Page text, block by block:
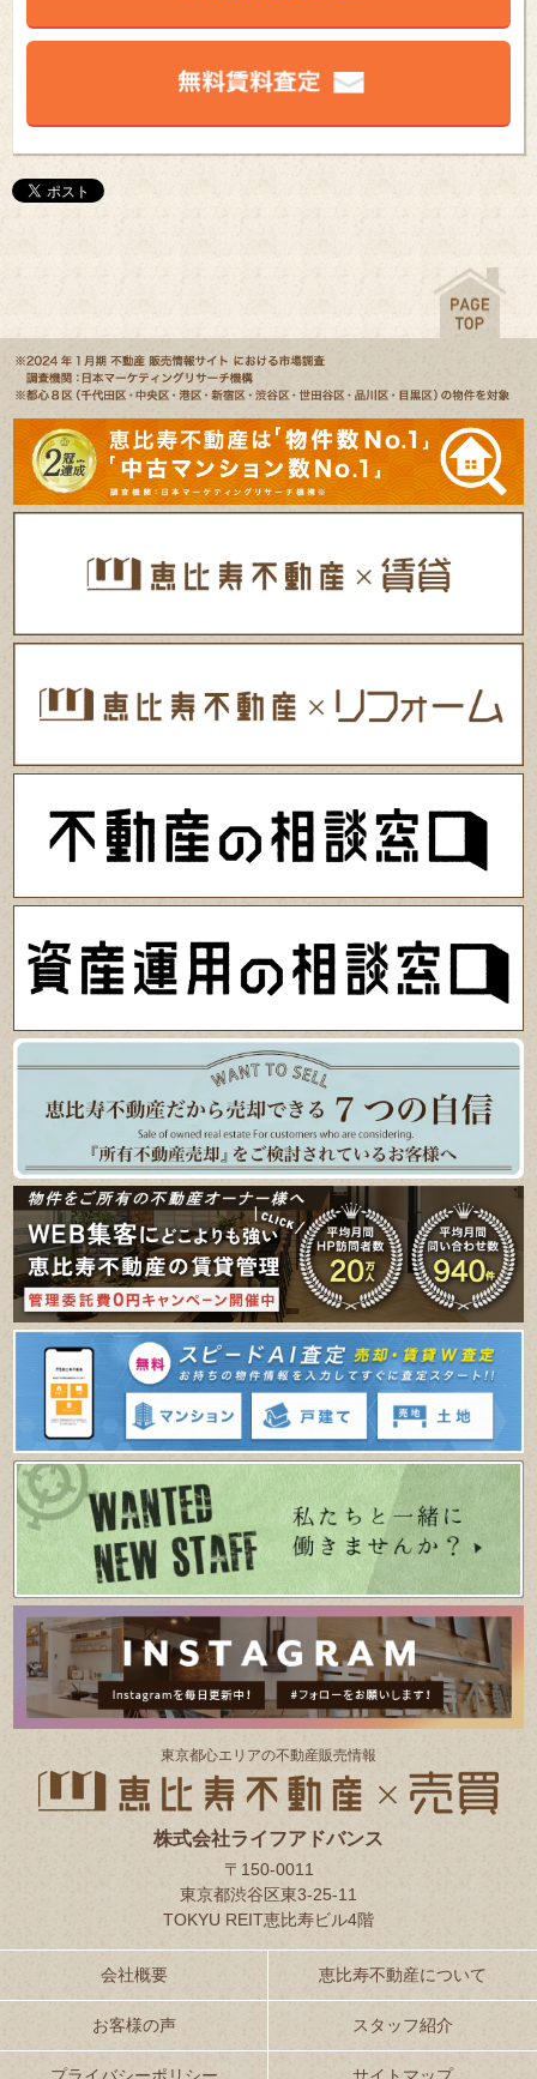
東京都⼼エリアの不動産販売情報
株式会社ライフアドバンス
〒150-0011
東京都渋谷区東3-25-11
TOKYU REIT恵比寿ビル4階
会社概要 恵比寿不動産について
お客様の声 スタッフ紹介
プライバシーポリシー サイトマップ